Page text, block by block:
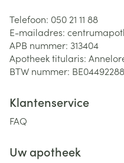
Telefoon: 050 21 11 88
E-mailadres:
APB nummer: 313404
Apotheek titularis:
BTW nummer:
Klantenservice
FAQ
Uw apotheek